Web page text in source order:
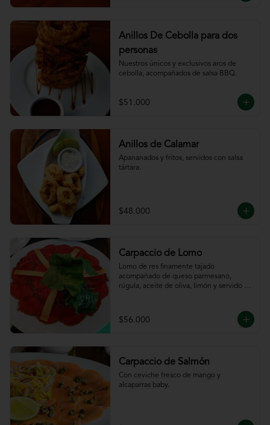
Anillos De Cebolla para dos
personas
Nuestros únicos y exclusivos aros de
cebolla, acompañados de salsa BBQ.
$51.000
Anillos de Calamar
Apananados y fritos, servidos con salsa
tártara.
$48.000
Carpaccio de Lomo
Lomo de res finamente tajado
acompañado de queso parmesano,
rúgula, aceite de oliva, limón y servido
$56.000
Carpaccio de Salmón
Con ceviche fresco de mango y
alcaparras baby.